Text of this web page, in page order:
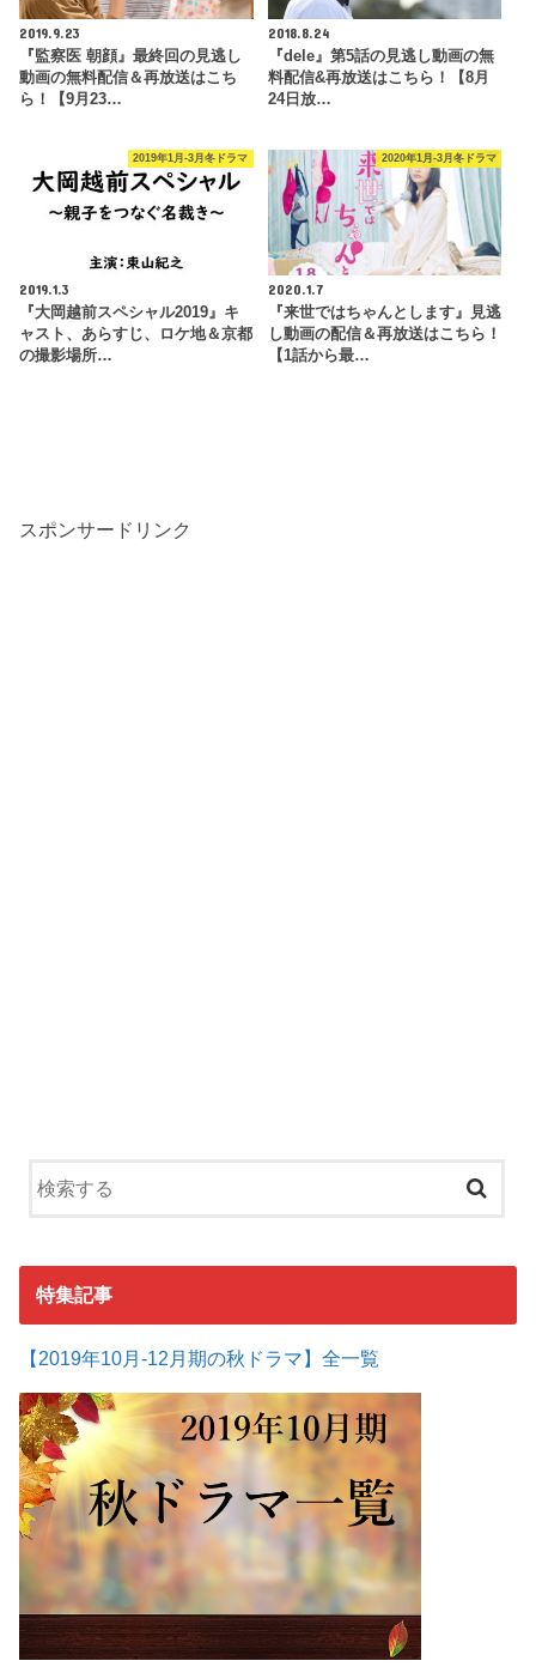
2019.9.23
『監察医 朝顔』最終回の見逃し
動画の無料配信＆再放送はこち
ら！【9月23…
2018.8.24
『dele』第5話の見逃し動画の無
料配信&再放送はこちら！【8月
24日放…
2019年1月-3月冬ドラマ
2019.1.3
『大岡越前スペシャル2019』キ
ャスト、あらすじ、ロケ地＆京都
の撮影場所…
2020年1月-3月冬ドラマ
2020.1.7
『来世ではちゃんとします』見逃
し動画の配信＆再放送はこちら！
【1話から最…
スポンサードリンク
特集記事
【2019年10月-12月期の秋ドラマ】全一覧